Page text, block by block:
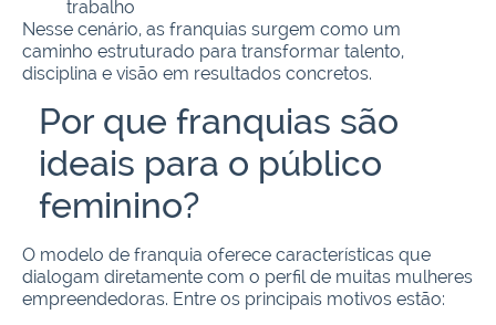
trabalho
Nesse cenário, as franquias surgem como um
caminho estruturado para transformar talento,
disciplina e visão em resultados concretos.
Por que franquias são
ideais para o público
feminino?
O modelo de franquia oferece características que
dialogam diretamente com o perfil de muitas mulheres
empreendedoras. Entre os principais motivos estão: